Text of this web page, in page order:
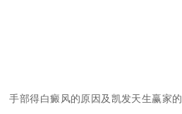
手部得白癜风的原因及凯发天生赢家的